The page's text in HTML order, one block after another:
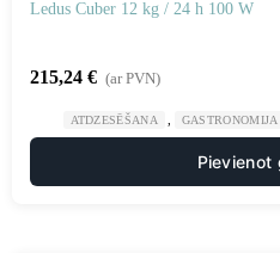
Ledus Cuber 12 kg / 24 h 100 W
215,24 € (ar PVN)
ATDZESĒŠANA GASTRONOMIJA
Pievienot